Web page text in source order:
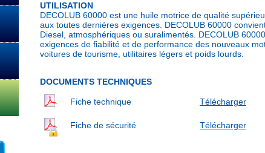
UTILISATION
DECOLUB 60000 est une huile motrice de qualité
aux toutes dernières exigences. DECOLUB 60000
Diesel, atmosphériques ou suralimentés. DECOLUB
exigences de fiabilité et de performance des nouveaux
voitures de tourisme, utilitaires légers et poids lourds.
DOCUMENTS TECHNIQUES
Fiche technique Télécharger
Fiche de sécurité Télécharger